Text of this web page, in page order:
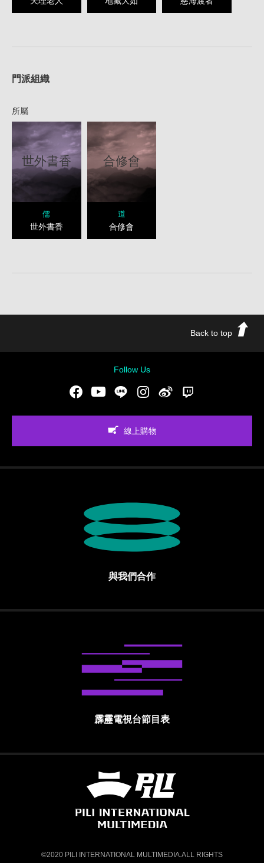
門派組織
所屬
世外書香
儒
世外書香
合修會
道
合修會
Back to top
Follow Us
FacebookYoutubeLINE Instgram新浪微博
線上購物
與我們合作
霹靂電視台節目表
霹靂國際多媒體股份有限公司 PILI
©2020 PILI INTERNATIONAL MULTIMEDIA.ALL RIGHTS